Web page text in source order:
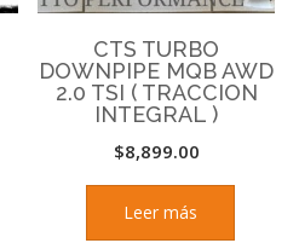
CTS TURBO
DOWNPIPE MQB AWD
2.0 TSI ( TRACCION
INTEGRAL )
$8,899.00
Leer más